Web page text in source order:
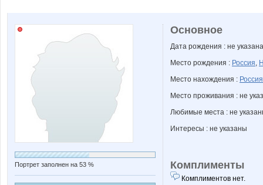
Портрет заполнен на 53 %
Основное
Дата рождения : не указана
Место рождения : Россия,
Место нахождения : Россия
Место проживания : не
Любимые места : не
Интересы : не указаны
Комплименты
Комплиментов нет.